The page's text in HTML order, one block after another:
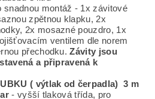
snadnou montáž - 1x závitové
zpětnou klapku, 2x
2x mosazné pouzdro, 1x
ventilem dle norem
přechodku.Závity jsou
a připravená k
( výtlak od čerpadla) 3 m
- vyšší tlaková třída, pro